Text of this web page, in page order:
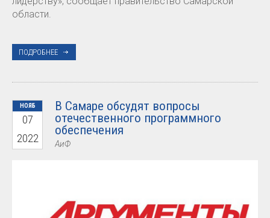
области.
ПОДРОБНЕЕ
НОЯБ
07
2022
В Самаре обсудят вопросы
отечественного программного
обеспечения
АиФ